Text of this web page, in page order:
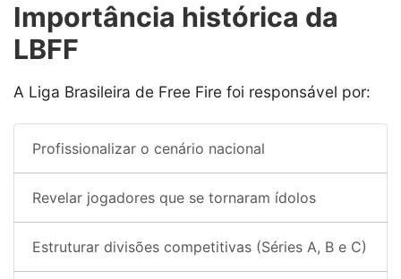
Importância histórica da
LBFF
A Liga Brasileira de Free Fire foi responsável por:
Profissionalizar o cenário nacional
Revelar jogadores que se tornaram ídolos
Estruturar divisões competitivas (Séries A, B e C)